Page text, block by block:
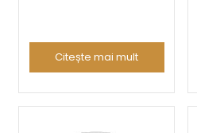
Citește mai mult